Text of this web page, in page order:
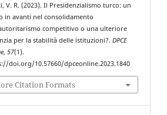
V. R. (2023). Il Presidenzialismo turco: un
in avanti nel consolidamento
competitivo o una ulteriore
per la stabilità delle istituzioni?.DPCE
,57(1).
doi.org/10.57660/dpceonline.2023.1840
Citation Formats